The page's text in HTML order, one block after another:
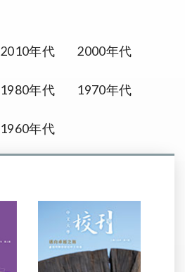
2010年代 2000年代
1980年代 1970年代
1960年代